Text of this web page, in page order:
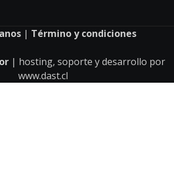
| Término y condiciones
| hosting, soporte y desarrollo por
www.dast.cl